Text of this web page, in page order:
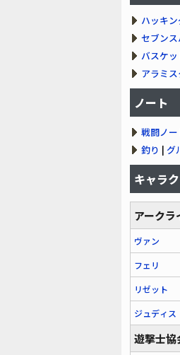
ハッキ
セブン
バスケ
アラミ
ノート
戦闘ノー
釣り | グ
キャラ
アーク
ヴァン
フェリ
リゼット
ジュディス
遊撃士協